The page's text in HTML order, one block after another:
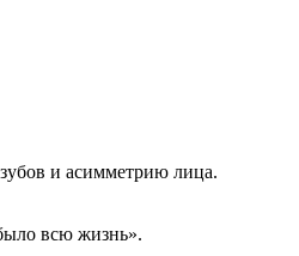
и асимметрию лица.
всю жизнь».